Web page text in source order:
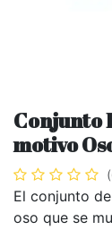
Conjunto
motivo
El conjunto
oso que se